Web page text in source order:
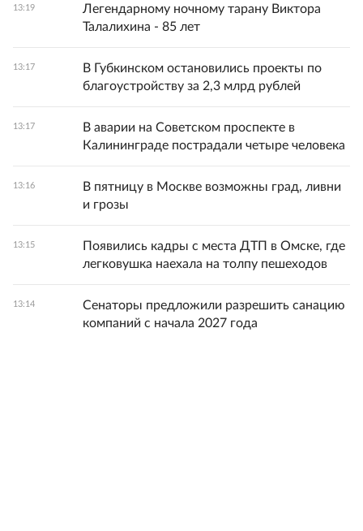
13:19
Легендарному ночному тарану Виктора
Талалихина - 85 лет
13:17
В Губкинском остановились проекты по
благоустройству за 2,3 млрд рублей
13:17
В аварии на Советском проспекте в
Калининграде пострадали четыре человека
13:16
В пятницу в Москве возможны град, ливни
и грозы
13:15
Появились кадры с места ДТП в Омске, где
легковушка наехала на толпу пешеходов
13:14
Сенаторы предложили разрешить санацию
компаний с начала 2027 года